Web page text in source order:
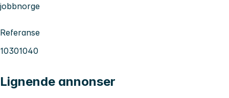
jobbnorge
Referanse
10301040
Lignende annonser